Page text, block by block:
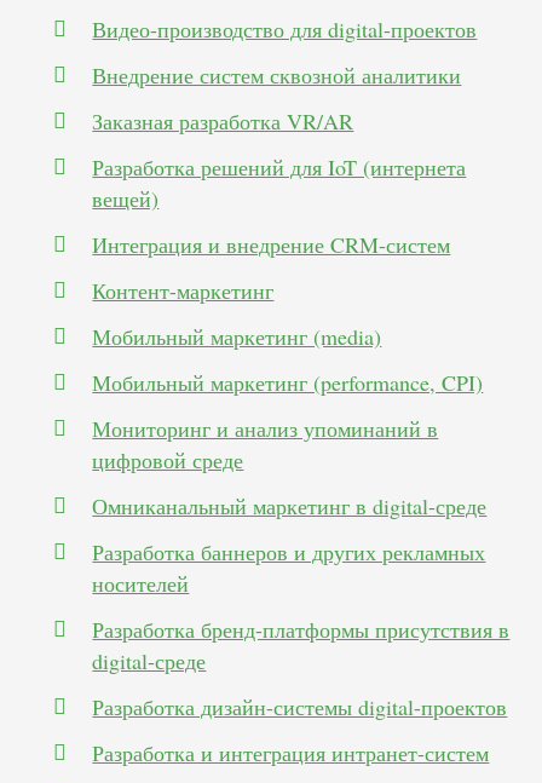
Видео-производство для digital-проектов
Внедрение систем сквозной аналитики
Заказная разработка VR/AR
Разработка решений для IoT (интернета
вещей)
Интеграция и внедрение CRM-систем
Контент-маркетинг
Мобильный маркетинг (media)
Мобильный маркетинг (performance, CPI)
Мониторинг и анализ упоминаний в
цифровой среде
Омниканальный маркетинг в digital-среде
Разработка баннеров и других рекламных
носителей
Разработка бренд-платформы присутствия в
digital-среде
Разработка дизайн-системы digital-проектов
Разработка и интеграция интранет-систем